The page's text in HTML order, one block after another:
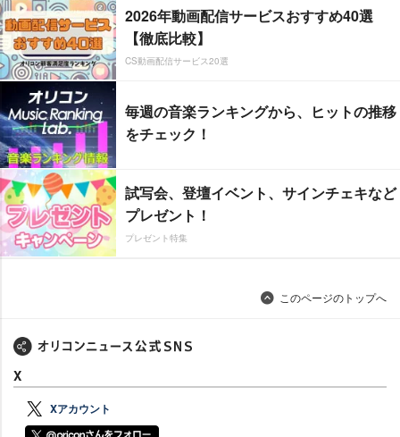
2026年動画配信サービスおすすめ40選
【徹底比較】
CS動画配信サービス20選
毎週の音楽ランキングから、ヒットの推移
をチェック！
試写会、登壇イベント、サインチェキなど
プレゼント！
プレゼント特集
このページのトップへ
X
Xアカウント